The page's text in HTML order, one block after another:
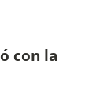
con la